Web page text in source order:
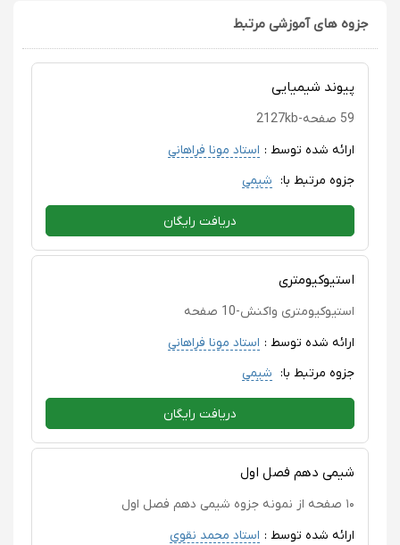
جزوه های آموزشی مرتبط
پیوند شیمیایی
59 صفحه-2127kb
ارائه شده توسط : استاد مونا فراهانی
جزوه مرتبط با: شیمی
دریافت رایگان
استیوکیومتری
استیوکیومتری واکنش-10 صفحه
ارائه شده توسط : استاد مونا فراهانی
جزوه مرتبط با: شیمی
دریافت رایگان
شیمی دهم فصل اول
۱۰ صفحه از نمونه جزوه شیمی دهم فصل اول
ارائه شده توسط : استاد محمد نقوی